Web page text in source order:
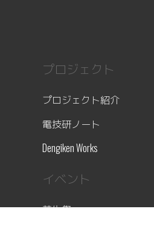
プロジェクト
プロジェクト紹介
電技研ノート
Dengiken Works
イベント
芝生祭